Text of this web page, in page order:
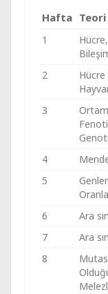
Hafta Teori
1
2
3
4
5
6
Ara
7
Ara
8